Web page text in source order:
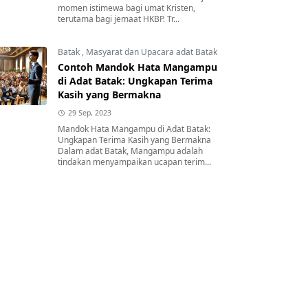
momen istimewa bagi umat Kristen,
terutama bagi jemaat HKBP. Tr...
Batak , Masyarat dan Upacara adat Batak
Contoh Mandok Hata Mangampu
di Adat Batak: Ungkapan Terima
Kasih yang Bermakna
29 Sep, 2023
Mandok Hata Mangampu di Adat Batak:
Ungkapan Terima Kasih yang Bermakna
Dalam adat Batak, Mangampu adalah
tindakan menyampaikan ucapan terim...